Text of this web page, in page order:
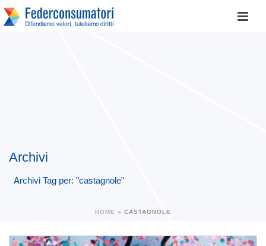
Archivi
Archivi Tag per: "castagnole"
HOME » CASTAGNOLE